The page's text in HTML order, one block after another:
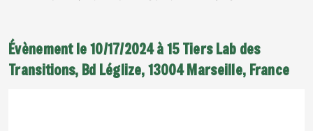
Évènement le 10/17/2024 à 15 Tiers Lab des
Transitions, Bd Léglize, 13004 Marseille, France